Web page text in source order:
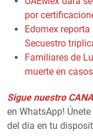
por
Edomex
Secuestro
Familiares de
muerte en
Sigue nuestro
en WhatsApp!
del día en tu